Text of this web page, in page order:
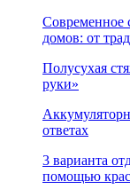
Современное
домов: от
Полусухая
руки»
ответах
3 варианта
помощью